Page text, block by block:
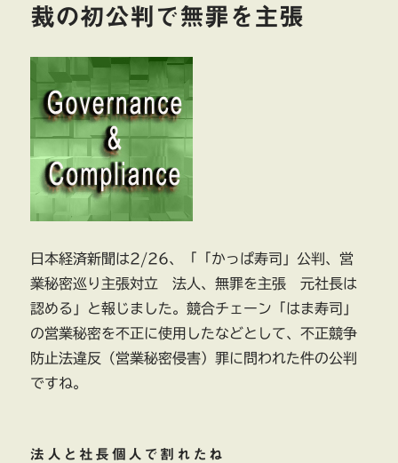
裁の初公判で無罪を主張
日本経済新聞は2/26、「「かっぱ寿司」公判、営
業秘密巡り主張対立 法人、無罪を主張 元社長は
認める」と報じました。競合チェーン「はま寿司」
の営業秘密を不正に使用したなどとして、不正競争
防止法違反（営業秘密侵害）罪に問われた件の公判
ですね。
法人と社長個人で割れたね